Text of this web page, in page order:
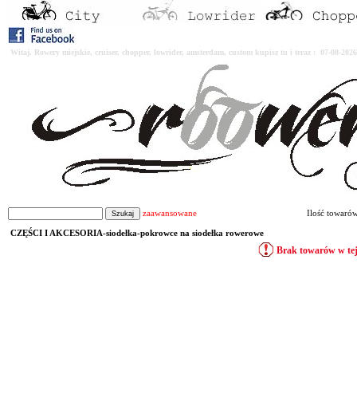
Witaj. Rowery miejskie, cruiser, chopper, lowrider, amsterdam, custom kupisz tu i teraz : 07-08-
zaawansowane Ilość
CZĘŚCI I AKCESORIA-siodełka-pokrowce na siodełka rowerowe
Brak towarów w